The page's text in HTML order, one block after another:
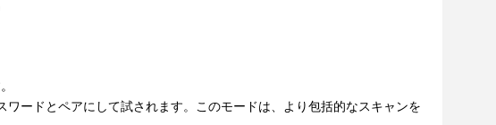
ードとペアにして試されます。このモードは、より包括的なスキャンを